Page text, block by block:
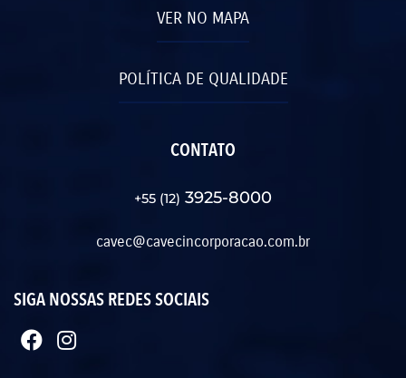
VER NO MAPA
POLÍTICA DE QUALIDADE
CONTATO
+55 (12) 3925-8000
cavec@cavecincorporacao.com.br
SIGA NOSSAS REDES SOCIAIS